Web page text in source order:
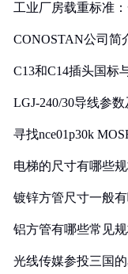
工业厂房载重标准
CONOSTAN公司简
C13和C14插头国标
LGJ-240/30导线参
寻找nce01p30k
电梯的尺寸有哪些
镀锌方管尺寸一般
铝方管有哪些常见
光线传媒参投三国